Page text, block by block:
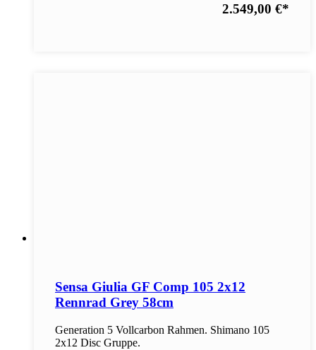
2.549,00 €*
Sensa Giulia GF Comp 105 2x12
Rennrad Grey 58cm
Generation 5 Vollcarbon Rahmen. Shimano 105
2x12 Disc Gruppe.